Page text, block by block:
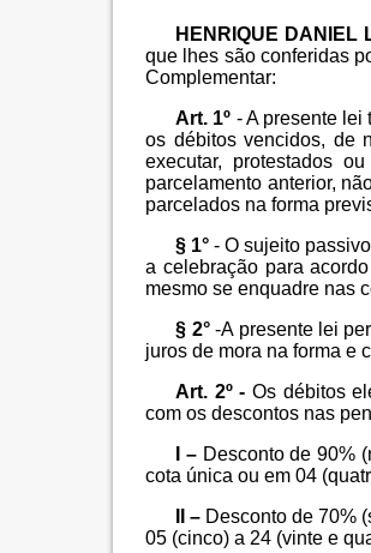
HENRIQUE DANIEL
que lhes são conferidas
Complementar:
Art. 1º - A presente
os débitos vencidos, de
executar, protestados
parcelamento anterior,
parcelados na forma
§ 1° - O sujeito
a celebração para
mesmo se enquadre nas
§ 2°-A presente lei
juros de mora na forma e
Art. 2º - Os débitos
com os descontos nas
I –Desconto de 90%
cota única ou em 04
II – Desconto de 70%
05 (cinco) a 24 (vinte e